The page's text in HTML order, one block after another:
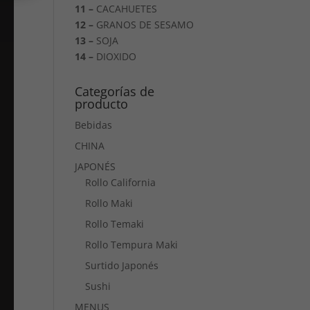
11 – CACAHUETES
12 – GRANOS DE SESAMO
13 – SOJA
14 – DIOXIDO
Categorías de
producto
Bebidas
CHINA
JAPONÉS
Rollo California
Rollo Maki
Rollo Temaki
Rollo Tempura Maki
Surtido Japonés
Sushi
MENUS